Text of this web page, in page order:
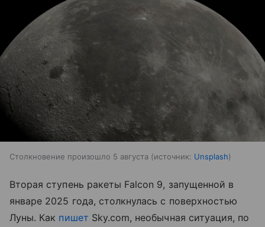
Столкновение произошло 5 августа источник: Unsplash
Вторая ступень ракеты Falcon 9, запущенной в
январе 2025 года, столкнулась с поверхностью
Луны. Как пишет Sky.com, необычная ситуация, по